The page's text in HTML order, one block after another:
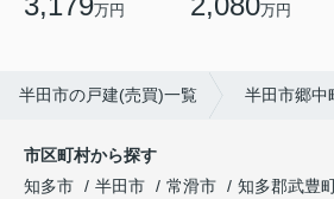
万円 万円
半田市の戸建(売買)一覧 半田市郷
市区町村から探す
知多市
半田市 常滑市 知多郡武豊